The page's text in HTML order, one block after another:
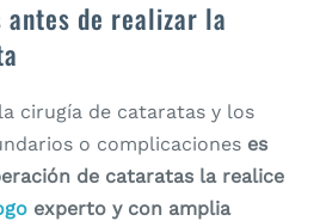
antes de realizar la
cirugía de cataratas y los
o complicaciones es
de cataratas la realice
experto y con amplia